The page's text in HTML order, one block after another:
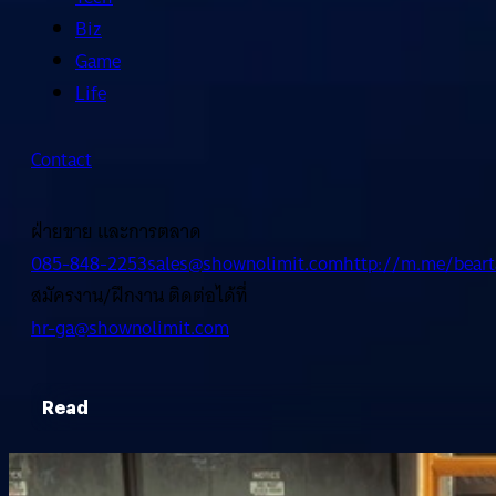
Biz
Game
Life
Contact
ฝ่ายขาย และการตลาด
085-848-2253sales@shownolimit.comhttp://m.me/
สมัครงาน/ฝึกงาน ติดต่อได้ที่
hr-ga@shownolimit.com
Read